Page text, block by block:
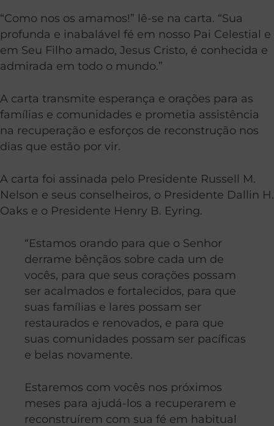
“Como nos os amamos!” lê-se na carta. “Sua
profunda e inabalável fé em nosso Pai Celestial e
em Seu Filho amado, Jesus Cristo, é conhecida e
admirada em todo o mundo.”
A carta transmite esperança e orações para as
famílias e comunidades e prometia assistência
na recuperação e esforços de reconstrução nos
dias que estão por vir.
A carta foi assinada pelo Presidente Russell M.
Nelson e seus conselheiros, o Presidente Dallin H.
Oaks e o Presidente Henry B. Eyring.
“Estamos orando para que o Senhor
derrame bênçãos sobre cada um de
vocês, para que seus corações possam
ser acalmados e fortalecidos, para que
suas famílias e lares possam ser
restaurados e renovados, e para que
suas comunidades possam ser pacíficas
e belas novamente.
Estaremos com vocês nos próximos
meses para ajudá-los a recuperarem e
reconstruírem com sua fé em habitual